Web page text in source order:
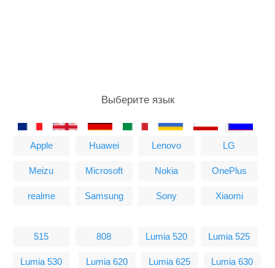
Выберите язык
Apple Huawei Lenovo LG
Meizu Microsoft Nokia OnePlus
realme Samsung Sony Xiaomi
515 808 Lumia 520 Lumia 525
Lumia 530 Lumia 620 Lumia 625 Lumia 630